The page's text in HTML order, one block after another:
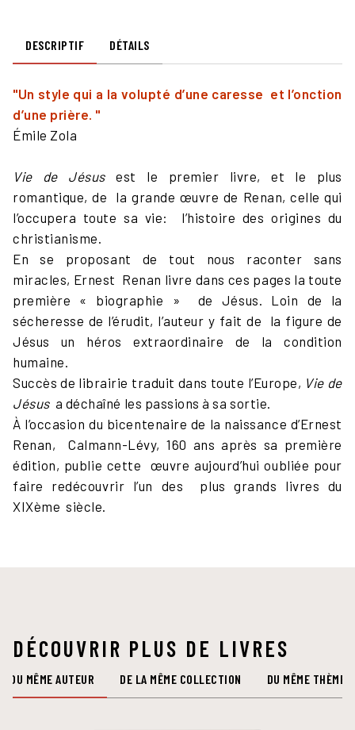
DESCRIPTIF DÉTAILS
"Un style qui a la volupté d’une caresse et l’onction
d’une prière. "
Émile Zola
Vie de Jésusest le premier livre, et le plus
romantique, de la grande œuvre de Renan, celle qui
l’occupera toute sa vie: l’histoire des origines du
christianisme.
En se proposant de tout nous raconter sans
miracles, Ernest Renan livre dans ces pages la toute
première « biographie » de Jésus. Loin de la
sécheresse de l’érudit, l’auteur y fait de la figure de
Jésus un héros extraordinaire de la condition
humaine.
Succès de librairie traduit dans toute l’Europe, Vie de
Jésus a déchaîné les passions à sa sortie.
À l’occasion du bicentenaire de la naissance d’Ernest
Renan, Calmann-Lévy, 160 ans après sa première
édition, publie cette œuvre aujourd’hui oubliée pour
faire redécouvrir l’un des plus grands livres du
XIXème siècle.
DÉCOUVRIR PLUS DE LIVRES
DU MÊME AUTEUR DE LA MÊME COLLECTION DU MÊME THÈME